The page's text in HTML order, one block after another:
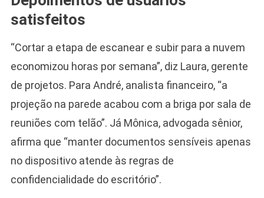
satisfeitos
“Cortar a etapa de escanear e subir para a nuvem
economizou horas por semana”, diz Laura, gerente
de projetos. Para André, analista financeiro, “a
projeção na parede acabou com a briga por sala de
reuniões com telão”. Já Mônica, advogada sênior,
afirma que “manter documentos sensíveis apenas
no dispositivo atende às regras de
confidencialidade do escritório”.